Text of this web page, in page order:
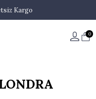
Kargo
0